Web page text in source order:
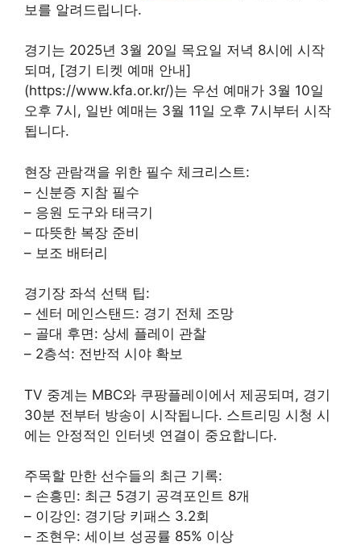
보를 알려드립니다.
경기는 2025년 3월 20일 목요일 저녁 8시에 시작
되며, [경기 티켓 예매 안내]
(https://www.kfa.or.kr/)는 우선 예매가 3월 10일
오후 7시, 일반 예매는 3월 11일 오후 7시부터 시작
됩니다.
현장 관람객을 위한 필수 체크리스트:
– 신분증 지참 필수
– 응원 도구와 태극기
– 따뜻한 복장 준비
– 보조 배터리
경기장 좌석 선택 팁:
– 센터 메인스탠드: 경기 전체 조망
– 골대 후면: 상세 플레이 관찰
– 2층석: 전반적 시야 확보
TV 중계는 MBC와 쿠팡플레이에서 제공되며, 경기
30분 전부터 방송이 시작됩니다. 스트리밍 시청 시
에는 안정적인 인터넷 연결이 중요합니다.
주목할 만한 선수들의 최근 기록:
– 손흥민: 최근 5경기 공격포인트 8개
– 이강인: 경기당 키패스 3.2회
– 조현우: 세이브 성공률 85% 이상